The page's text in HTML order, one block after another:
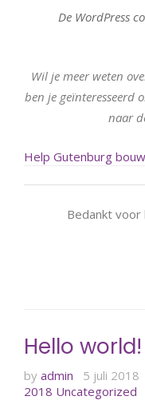
De WordPress
Wil je meer weten
ben je geïnteresseerd
naar
Help Gutenburg
Bedankt
Hello world!
by admin 5 juli 2018
2018 Uncategorized